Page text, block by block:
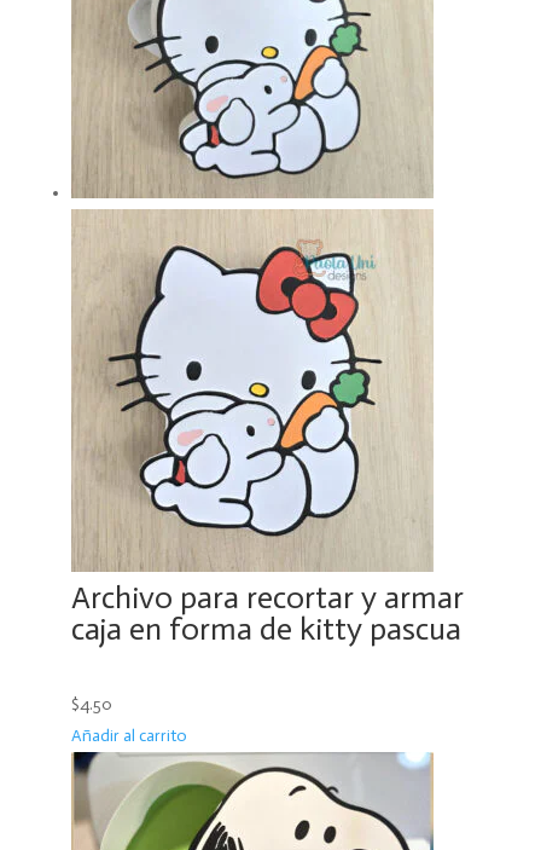
Archivo para recortar y armar
caja en forma de kitty pascua
$4.50
Añadir al carrito